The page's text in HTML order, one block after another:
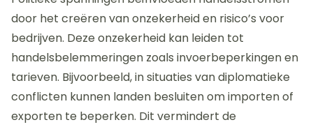
door het creëren van onzekerheid en risico’s voor
bedrijven. Deze onzekerheid kan leiden tot
handelsbelemmeringen zoals invoerbeperkingen en
tarieven. Bijvoorbeeld, in situaties van diplomatieke
conflicten kunnen landen besluiten om importen of
exporten te beperken. Dit vermindert de